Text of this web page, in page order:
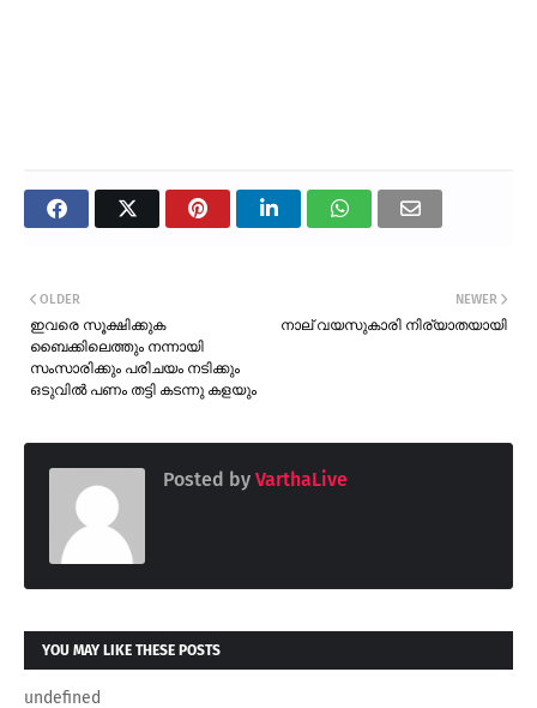
NEWER
നാല് വയസുകാരി നിര്യാതയായി
OLDER
ഇവരെ സൂക്ഷിക്കുക
ബൈക്കിലെത്തും നന്നായി
സംസാരിക്കും പരിചയം നടിക്കും
ഒടുവിൽ പണം തട്ടി കടന്നു കളയും
Posted by VarthaLive
YOU MAY LIKE THESE POSTS
undefined